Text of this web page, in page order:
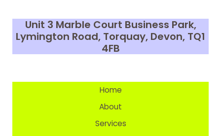
Unit 3 Marble Court Business Park,
Lymington Road, Torquay, Devon, TQ1
4FB
Home
About
Services